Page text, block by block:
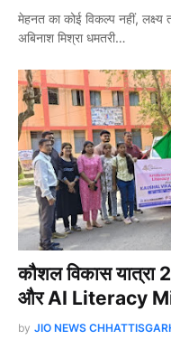
मेहनत का कोई विकल्प नहीं,
अबिनाश मिश्रा धमतरी…
कौशल विकास
और AI Literacy
by JIO NEWS